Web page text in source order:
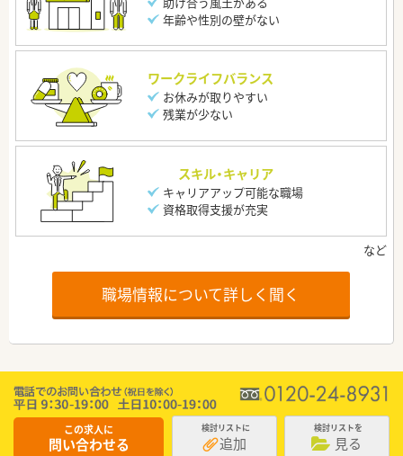
年齢や性別の壁がない
ワークライフバランス
お休みが取りやすい
残業が少ない
スキル・キャリア
キャリアアップ可能な職場
資格取得支援が充実
職場情報について詳しく聞く
この求人に
問い合わせる
検討リストに
追加
検討リストを
見る